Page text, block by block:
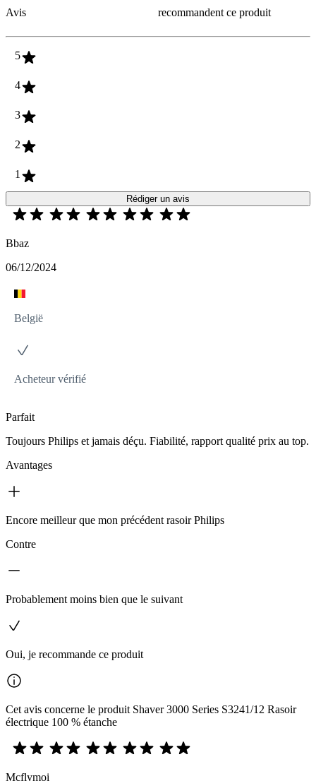
Avis
recommandent ce produit
5
4
3
2
1
Rédiger un avis
Bbaz
06/12/2024
België
Acheteur vérifié
Parfait
Toujours Philips et jamais déçu. Fiabilité, rapport qualité prix au top.
Avantages
Encore meilleur que mon précédent rasoir Philips
Contre
Probablement moins bien que le suivant
Oui, je recommande ce produit
Cet avis concerne le produit Shaver 3000 Series S3241/12 Rasoir
électrique 100 % étanche
Mcflymoi